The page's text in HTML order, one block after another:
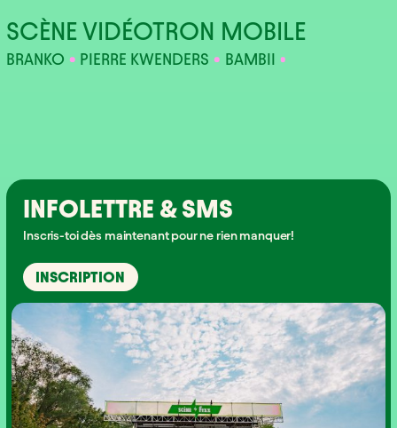
SCÈNE VIDÉOTRON MOBILE
BRANKO PIERRE KWENDERS BAMBII
INFOLETTRE & SMS
Inscris-toi dès maintenant pour ne rien manquer!
INSCRIPTION